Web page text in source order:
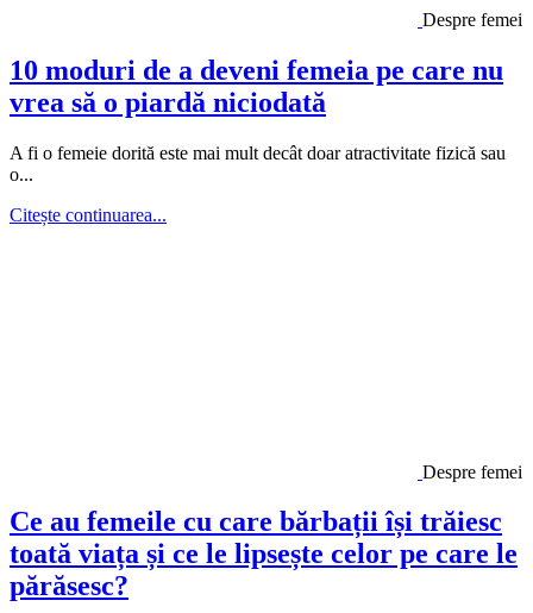
Despre femei
10 moduri de a deveni femeia pe care nu
vrea să o piardă niciodată
A fi o femeie dorită este mai mult decât doar atractivitate fizică sau
o...
Citește continuarea...
Despre femei
Ce au femeile cu care bărbații își trăiesc
toată viața și ce le lipsește celor pe care le
părăsesc?